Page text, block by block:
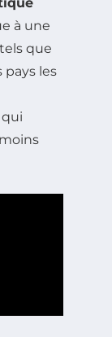
à une
que
pays les
qui